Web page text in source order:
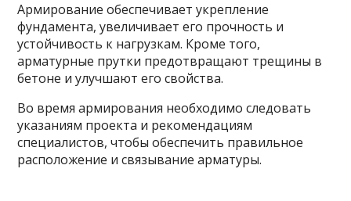
Армирование обеспечивает укрепление
фундамента, увеличивает его прочность и
устойчивость к нагрузкам. Кроме того,
арматурные прутки предотвращают трещины в
бетоне и улучшают его свойства.
Во время армирования необходимо следовать
указаниям проекта и рекомендациям
специалистов, чтобы обеспечить правильное
расположение и связывание арматуры.